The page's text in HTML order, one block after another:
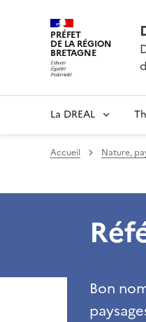
PRÉFET
DE LA RÉGION
BRETAGNE
La DREAL
Accueil Nature,
Bon